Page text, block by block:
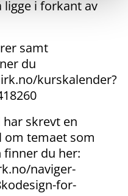
ligge i forkant av
samt
du
kurskalender?
har skrevt en
om temaet som
finner du her:
naviger-
for-